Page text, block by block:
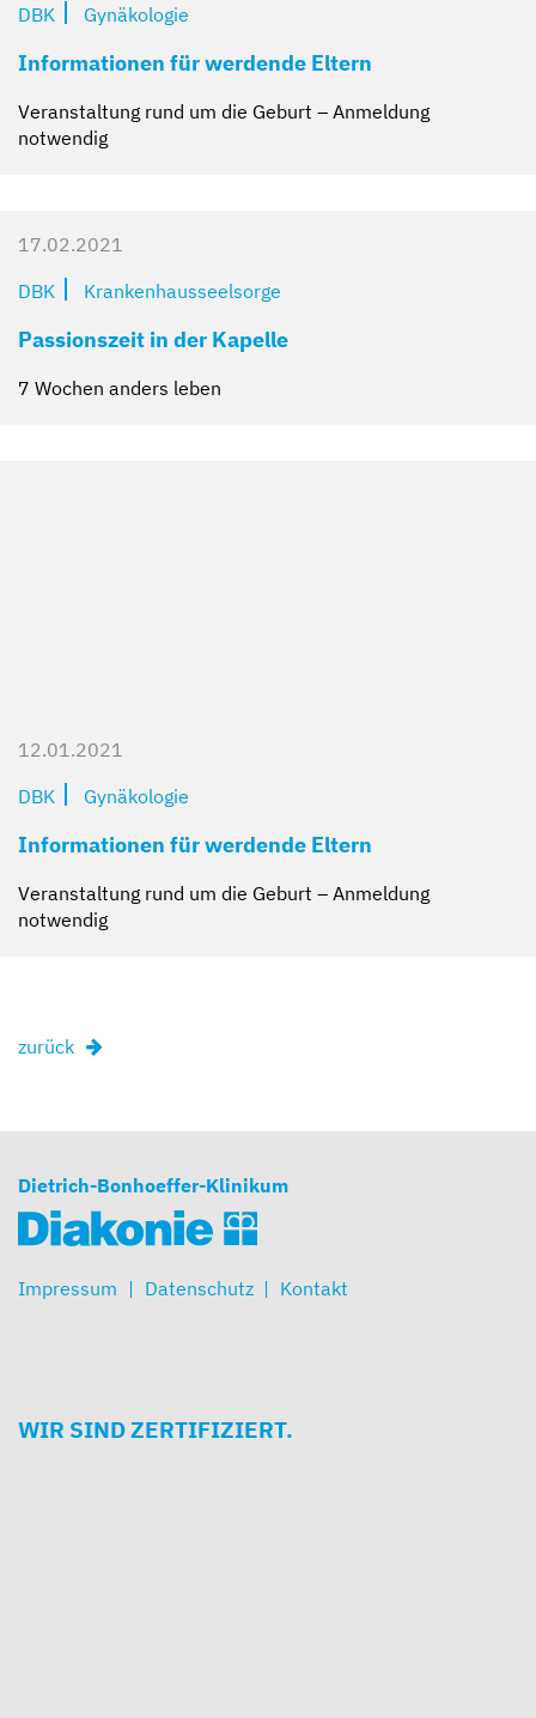
DBK
Gynäkologie
Informationen für werdende Eltern
Veranstaltung rund um die Geburt – Anmeldung
notwendig
17.02.2021
DBK
Krankenhausseelsorge
Passionszeit in der Kapelle
7 Wochen anders leben
12.01.2021
DBK
Gynäkologie
Informationen für werdende Eltern
Veranstaltung rund um die Geburt – Anmeldung
notwendig
zurück
Dietrich-Bonhoeffer-Klinikum
Impressum Datenschutz Kontakt
WIR SIND ZERTIFIZIERT.